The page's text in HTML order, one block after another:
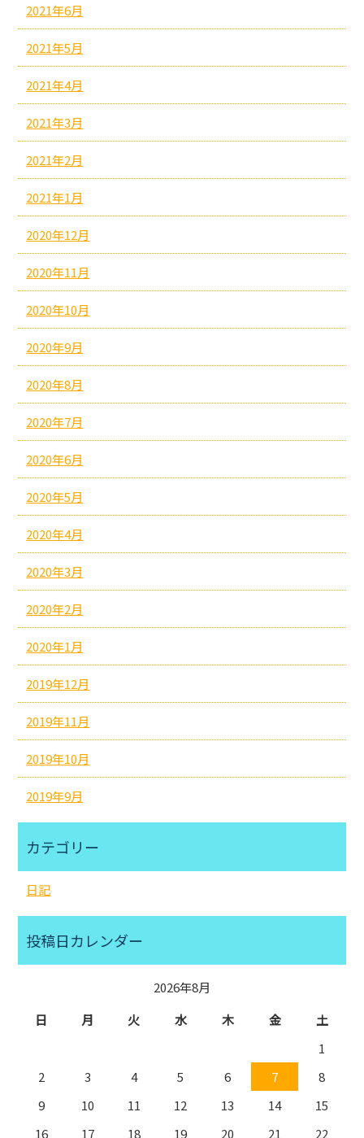
2021年6月
2021年5月
2021年4月
2021年3月
2021年2月
2021年1月
2020年12月
2020年11月
2020年10月
2020年9月
2020年8月
2020年7月
2020年6月
2020年5月
2020年4月
2020年3月
2020年2月
2020年1月
2019年12月
2019年11月
2019年10月
2019年9月
カテゴリー
日記
投稿日カレンダー
2026年8月
日
月 火 水 木 金
土
1
2
3 4 5 6 7
8
9
10 11 12 13 14
15
16
17 18 19 20 21 22